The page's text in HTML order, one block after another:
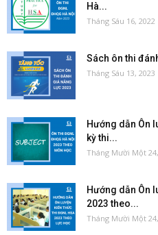
Hà...
Tháng Sáu 16, 2022
Sách ôn thi
Tháng Sáu 13, 2023
Hướng dẫn Ôn
kỳ thi...
Tháng Mười Một
Hướng dẫn Ôn
2023 theo...
Tháng Mười Một